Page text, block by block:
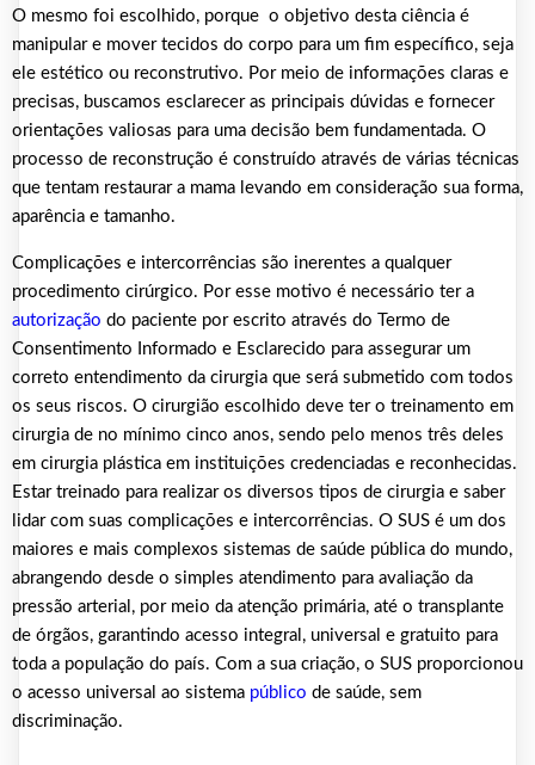
O mesmo foi escolhido, porque o objetivo desta ciência é
manipular e mover tecidos do corpo para um fim específico, seja
ele estético ou reconstrutivo. Por meio de informações claras e
precisas, buscamos esclarecer as principais dúvidas e fornecer
orientações valiosas para uma decisão bem fundamentada. O
processo de reconstrução é construído através de várias técnicas
que tentam restaurar a mama levando em consideração sua forma,
aparência e tamanho.
Complicações e intercorrências são inerentes a qualquer
procedimento cirúrgico. Por esse motivo é necessário ter a
autorização do paciente por escrito através do Termo de
Consentimento Informado e Esclarecido para assegurar um
correto entendimento da cirurgia que será submetido com todos
os seus riscos. O cirurgião escolhido deve ter o treinamento em
cirurgia de no mínimo cinco anos, sendo pelo menos três deles
em cirurgia plástica em instituições credenciadas e reconhecidas.
Estar treinado para realizar os diversos tipos de cirurgia e saber
lidar com suas complicações e intercorrências. O SUS é um dos
maiores e mais complexos sistemas de saúde pública do mundo,
abrangendo desde o simples atendimento para avaliação da
pressão arterial, por meio da atenção primária, até o transplante
de órgãos, garantindo acesso integral, universal e gratuito para
toda a população do país. Com a sua criação, o SUS proporcionou
o acesso universal ao sistema público de saúde, sem
discriminação.